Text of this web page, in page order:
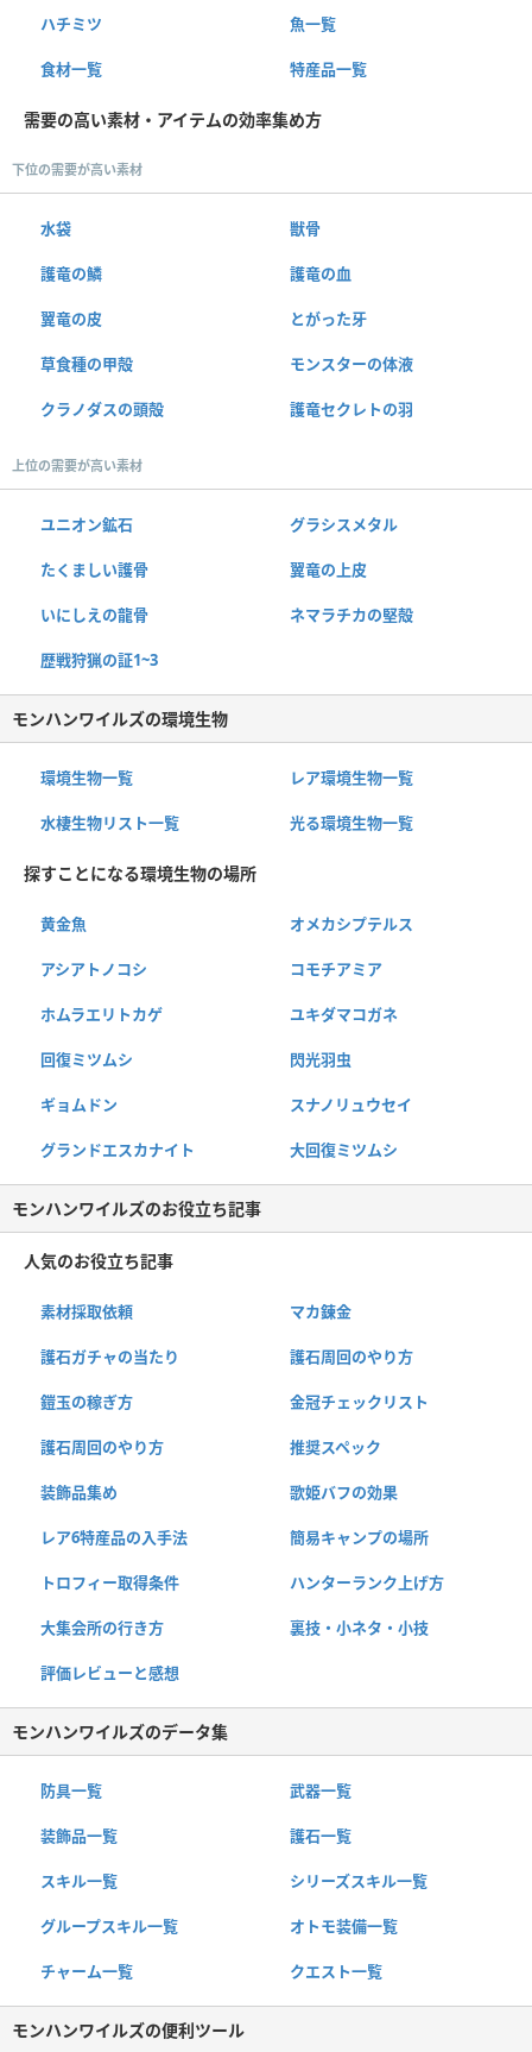
ハチミツ 魚一覧
食材一覧 特産品一覧
需要の高い素材・アイテムの効率集め方
下位の需要が高い素材
水袋 獣骨
護竜の鱗 護竜の血
翼竜の皮 とがった牙
草食種の甲殻 モンスターの体液
クラノダスの頭殻 護竜セクレトの羽
上位の需要が高い素材
ユニオン鉱石 グラシスメタル
たくましい護骨 翼竜の上皮
いにしえの龍骨 ネマラチカの堅殻
歴戦狩猟の証1~3
モンハンワイルズの環境生物
環境生物一覧 レア環境生物一覧
水棲生物リスト一覧 光る環境生物一覧
探すことになる環境生物の場所
黄金魚 オメカシプテルス
アシアトノコシ コモチアミア
ホムラエリトカゲ ユキダマコガネ
回復ミツムシ 閃光羽虫
ギョムドン スナノリュウセイ
グランドエスカナイト 大回復ミツムシ
モンハンワイルズのお役立ち記事
人気のお役立ち記事
素材採取依頼 マカ錬金
護石ガチャの当たり 護石周回のやり方
鎧玉の稼ぎ方 金冠チェックリスト
護石周回のやり方 推奨スペック
装飾品集め 歌姫バフの効果
レア6特産品の入手法 簡易キャンプの場所
トロフィー取得条件 ハンターランク上げ方
大集会所の行き方 裏技・小ネタ・小技
評価レビューと感想
モンハンワイルズのデータ集
防具一覧 武器一覧
装飾品一覧 護石一覧
スキル一覧 シリーズスキル一覧
グループスキル一覧 オトモ装備一覧
チャーム一覧 クエスト一覧
モンハンワイルズの便利ツール